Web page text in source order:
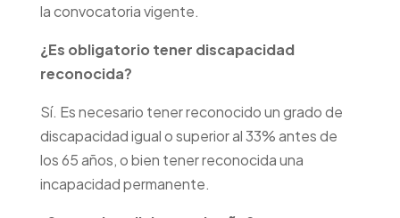
la convocatoria vigente.
¿Es obligatorio tener discapacidad
reconocida?
Sí. Es necesario tener reconocido un grado de
discapacidad igual o superior al 33% antes de
los 65 años, o bien tener reconocida una
incapacidad permanente.